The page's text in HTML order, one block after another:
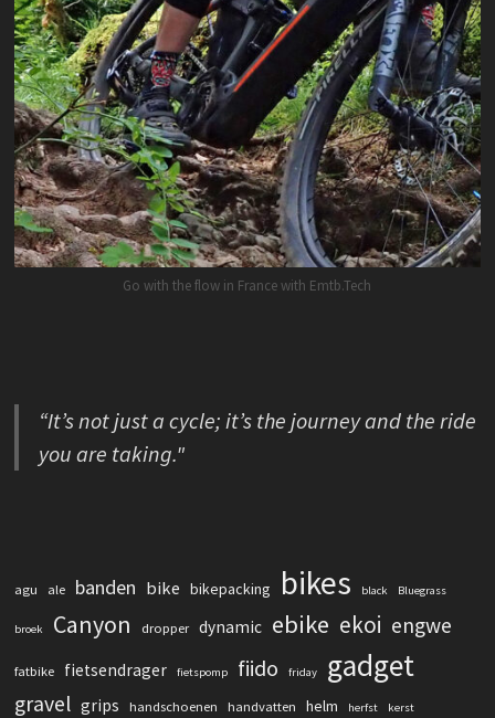
Go with the flow in France with Emtb.Tech
“It’s not just a cycle; it’s the journey and the ride
you are taking."
agu ale banden bike bikepacking bikes black Bluegrass
broek Canyon dropper dynamic ebike ekoi engwe
fatbike fietsendrager fietspomp fiido friday gadget
gravel grips handschoenen handvatten helm herfst kerst